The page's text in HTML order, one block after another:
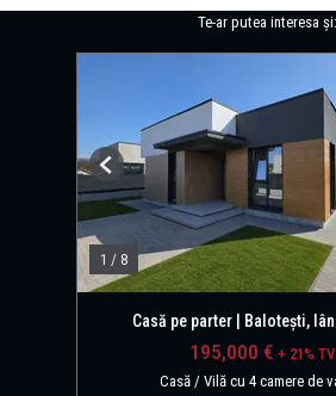
Te-ar putea interesa și:
1 / 8
Previous
Casă pe parter | Balotești,
195,000 € + 21%
Casă / Vilă cu 4 camere de